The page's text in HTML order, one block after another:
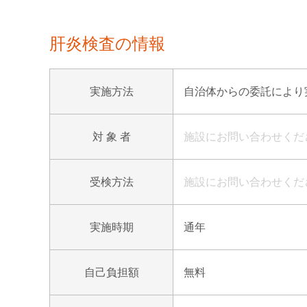
肝炎検査の情報
実施方法 自治体からの委託により
対 象 者 施設にお問い合わせくだ
受検方法 施設にお問い合わせくだ
実施時期 通年
自己負担額 無料